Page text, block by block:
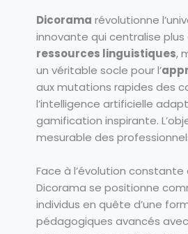
Dicorama révolutionne
innovante qui centralise
ressources linguistiques,
un véritable socle pour l’
aux mutations rapides des
l’intelligence artificielle
gamification inspirante.
mesurable des
Face à l’évolution
Dicorama se positionne
individus en quête d’une
pédagogiques avancés